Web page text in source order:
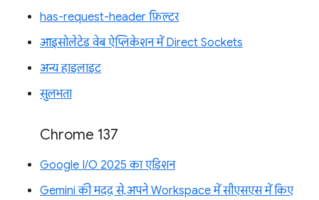
has-request-header फ़िल्टर
आइसोलेटेड वेब ऐप्लिकेशन में Direct Sockets
अन्य हाइलाइट
सुलभता
Chrome 137
Google I/O 2025 का एडिशन
Gemini की मदद से, अपने Workspace में सीएसएस में किए